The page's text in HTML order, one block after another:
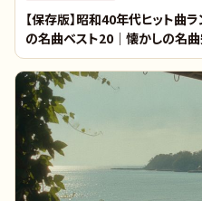
【保存版】昭和40年代ヒット曲
の名曲ベスト20｜懐かしの名曲